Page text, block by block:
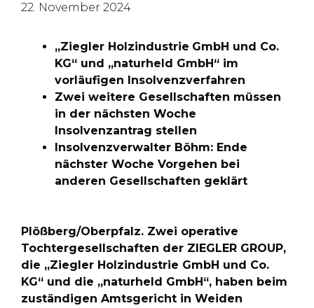
22. November 2024
„Ziegler Holzindustrie GmbH und Co.
KG“ und „naturheld GmbH“ im
vorläufigen Insolvenzverfahren
Zwei weitere Gesellschaften müssen
in der nächsten Woche
Insolvenzantrag stellen
Insolvenzverwalter Böhm: Ende
nächster Woche Vorgehen bei
anderen Gesellschaften geklärt
Plößberg/Oberpfalz. Zwei operative
Tochtergesellschaften der ZIEGLER GROUP,
die „Ziegler Holzindustrie GmbH und Co.
KG“ und die „naturheld GmbH“, haben beim
zuständigen Amtsgericht in Weiden